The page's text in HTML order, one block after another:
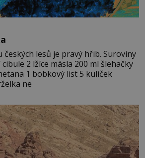
lesů je pravý hřib. Suroviny
2 lžíce másla 200 ml šlehačky
1 bobkový list 5 kuliček
ne